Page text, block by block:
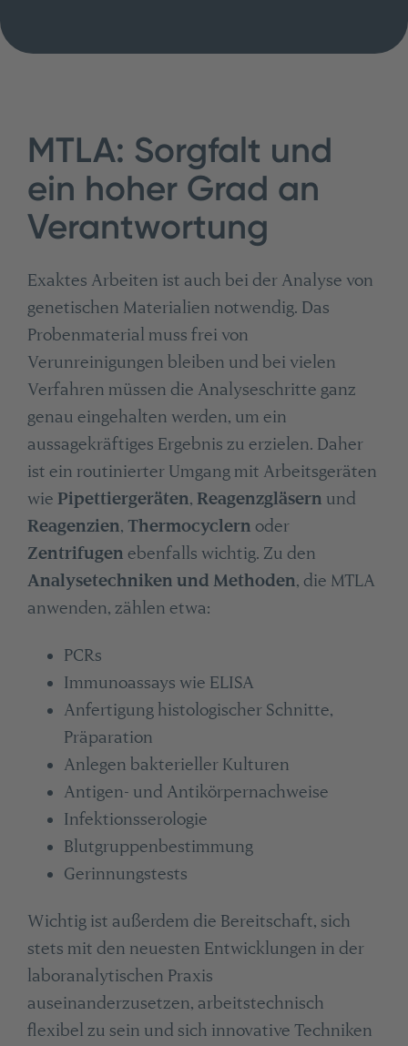
MTLA: Sorgfalt und
ein hoher Grad an
Verantwortung
Exaktes Arbeiten ist auch bei der Analyse von
genetischen Materialien notwendig. Das
Probenmaterial muss frei von
Verunreinigungen bleiben und bei vielen
Verfahren müssen die Analyseschritte ganz
genau eingehalten werden, um ein
aussagekräftiges Ergebnis zu erzielen. Daher
ist ein routinierter Umgang mit Arbeitsgeräten
wie Pipettiergeräten, Reagenzgläsern und
Reagenzien, Thermocyclern oder
Zentrifugen ebenfalls wichtig. Zu den
Analysetechniken und Methoden, die MTLA
anwenden, zählen etwa:
PCRs
Immunoassays wie ELISA
Anfertigung histologischer Schnitte,
Präparation
Anlegen bakterieller Kulturen
Antigen- und Antikörpernachweise
Infektionsserologie
Blutgruppenbestimmung
Gerinnungstests
Wichtig ist außerdem die Bereitschaft, sich
stets mit den neuesten Entwicklungen in der
laboranalytischen Praxis
auseinanderzusetzen, arbeitstechnisch
flexibel zu sein und sich innovative Techniken